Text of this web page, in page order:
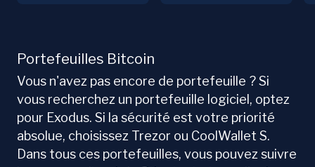
Portefeuilles Bitcoin
Vous n'avez pas encore de portefeuille ? Si
vous recherchez un portefeuille logiciel, optez
pour Exodus. Si la sécurité est votre priorité
absolue, choisissez Trezor ou CoolWallet S.
Dans tous ces portefeuilles, vous pouvez suivre